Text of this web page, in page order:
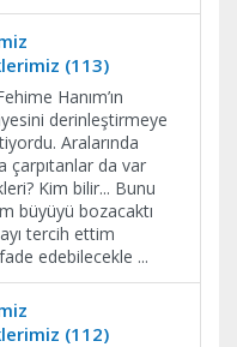
(113)
Hanım’ın
derinleştirmeye
Aralarında
çarpıtanlar da var
Kim bilir... Bunu
büyüyü bozacaktı
tercih ettim
edebilecekle ...
(112)